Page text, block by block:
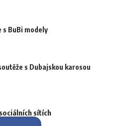
s BuBi modely
s Dubajskou karosou
sítích